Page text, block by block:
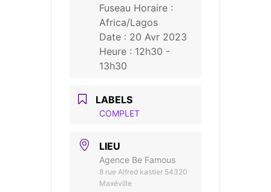
Fuseau Horaire :
Africa/Lagos
Date : 20 Avr 2023
Heure : 12h30 -
13h30
LABELS
COMPLET
LIEU
Agence Be Famous
8 rue Alfred kastler 54320
Maxéville